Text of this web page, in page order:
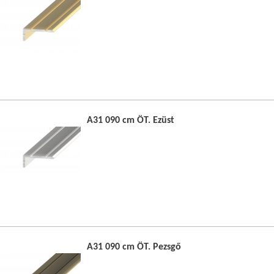
A31 090 cm ÖT. Ezüst
A31 090 cm ÖT. Pezsgő